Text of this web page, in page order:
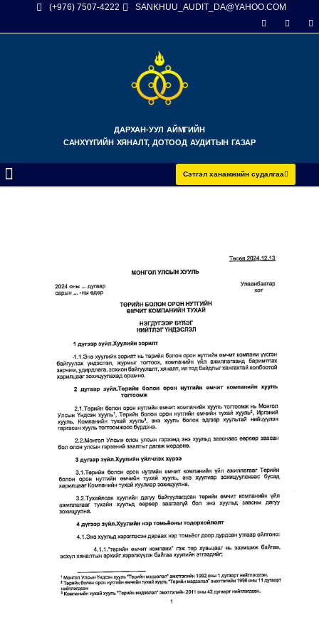
(+976) 7507-4222 SANKHUU_AUDIT_DA@YAHOO.COM
ДАРХАН-УУЛ АЙМГИЙН
САНХҮҮГИЙН ХЯНАЛТ, ДОТООД АУДИТЫН ГАЗАР
Сэтгэл ханамжийн судалгаа